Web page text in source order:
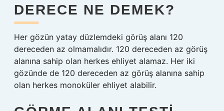
DERECE NE DEMEK?
Her gözün yatay düzlemdeki görüş alanı 120
dereceden az olmamalıdır. 120 dereceden az görüş
alanına sahip olan herkes ehliyet alamaz. Her iki
gözünde de 120 dereceden az görüş alanına sahip
olan herkes monoküler ehliyet alabilir.